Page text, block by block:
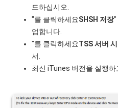
드하십시오.
"를 클릭하세요SHSH 저장"
업합니다.
"를 클릭하세요TSS 서버
서.
최신 iTunes 버전을 실행하